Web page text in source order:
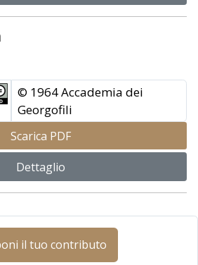
© 1964 Accademia dei
Georgofili
Scarica PDF
Dettaglio
il tuo contributo